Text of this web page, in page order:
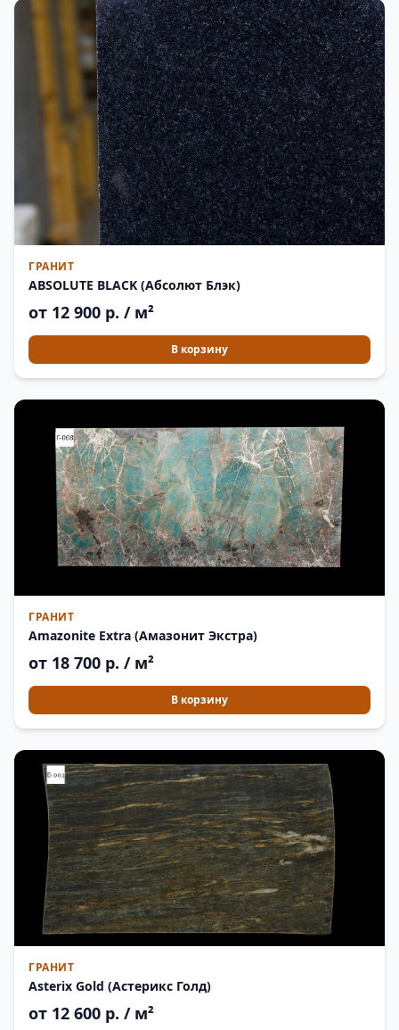
ГРАНИТ
ABSOLUTE BLACK (Абсолют Блэк)
от 12 900 р. / м²
В корзину
ГРАНИТ
Amazonite Extra (Амазонит Экстра)
от 18 700 р. / м²
В корзину
ГРАНИТ
Asterix Gold (Астерикс Голд)
от 12 600 р. / м²